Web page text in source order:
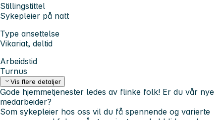
Stillingstittel
Sykepleier på natt
Type ansettelse
Vikariat, deltid
Arbeidstid
Turnus
Vis flere detaljer
Gode hjemmetjenester ledes av flinke folk! Er du vår nye
medarbeider?
Som sykepleier hos oss vil du få spennende og varierte